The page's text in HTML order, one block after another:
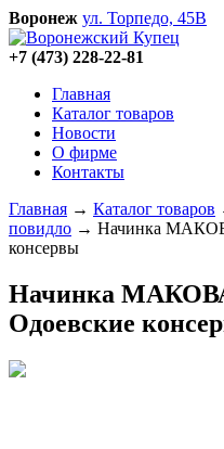
Воронеж ул. Торпедо, 45В
+7 (473) 228-22-81
Главная
Каталог товаров
Новости
О фирме
Контакты
Главная → Каталог товаров
повидло → Начинка
консервы
Начинка
Одоевские